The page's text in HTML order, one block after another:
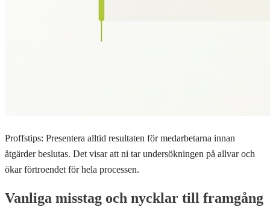
Proffstips: Presentera alltid resultaten för medarbetarna innan
åtgärder beslutas. Det visar att ni tar undersökningen på allvar och
ökar förtroendet för hela processen.
Vanliga misstag och nycklar till framgång